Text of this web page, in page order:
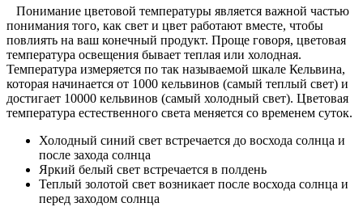
Понимание цветовой температуры является важной частью
понимания того, как свет и цвет работают вместе, чтобы
повлиять на ваш конечный продукт. Проще говоря, цветовая
температура освещения бывает теплая или холодная.
Температура измеряется по так называемой шкале Кельвина,
которая начинается от 1000 кельвинов (самый теплый свет) и
достигает 10000 кельвинов (самый холодный свет). Цветовая
температура естественного света меняется со временем суток.
Холодный синий свет встречается до восхода солнца и
после захода солнца
Яркий белый свет встречается в полдень
Теплый золотой свет возникает после восхода солнца и
перед заходом солнца